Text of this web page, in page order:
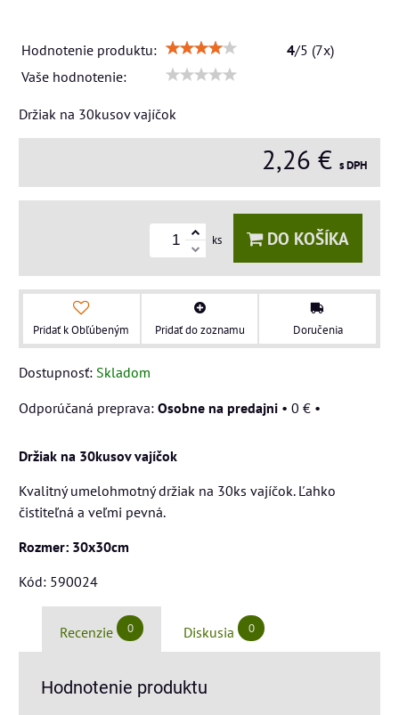
Hodnotenie produktu: 4/5 (7x)
Vaše hodnotenie:
Držiak na 30kusov vajíčok
2,26 € s DPH
ks DO KOŠÍKA
Pridať k Obľúbeným Pridať do zoznamu Doručenia
Dostupnosť: Skladom
Osobne na predajni • 0 € •
Držiak na 30kusov vajíčok
Kvalitný umelohmotný držiak na 30ks vajíčok. Ľahko
čistiteľná a veľmi pevná.
Rozmer: 30x30cm
Kód: 590024
Recenzie 0 Diskusia 0
Hodnotenie produktu